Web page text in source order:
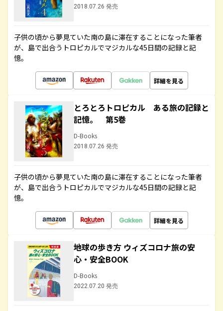
2018.07.26 発売
子供の頃から夢見ていた南の島に滞在することになった筆者
が、島で出合うトロピカルでマジカルな45日間の記録と記
憶。
詳細を見る
とろとろトロピカル ある旅の記録と
記憶。 第5巻
D-Books
2018.07.26 発売
子供の頃から夢見ていた南の島に滞在することになった筆者
が、島で出合うトロピカルでマジカルな45日間の記録と記
憶。
詳細を見る
地球の歩き方 ウィズコロナ旅の安
心・安全BOOK
D-Books
2022.07.20 発売